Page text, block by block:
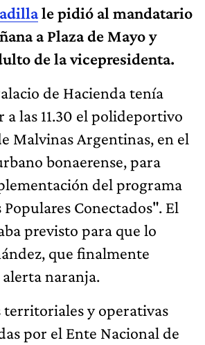
le pidió al mandatario
a Plaza de Mayo y
de la vicepresidenta.
de Hacienda tenía
las 11.30 el polideportivo
Malvinas Argentinas, en el
bonaerense, para
del programa
Conectados". El
previsto para que lo
que finalmente
naranja.
territoriales y operativas
por el Ente Nacional de